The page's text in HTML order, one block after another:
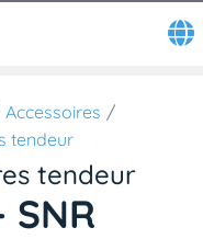
Accessoires
tendeur
tendeur
SNR